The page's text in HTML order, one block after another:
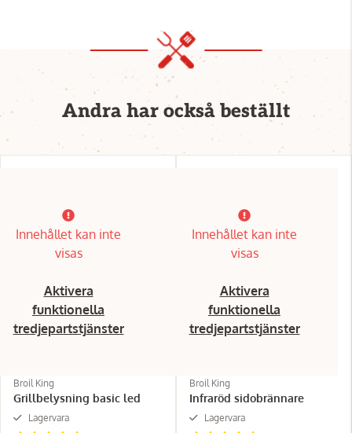
Andra har också beställt
Innehållet kan inte
visas
Aktivera
funktionella
tredjepartstjänster
Broil King
Grillbelysning basic led
Lagervara
Innehållet kan inte
visas
Aktivera
funktionella
tredjepartstjänster
Broil King
Infraröd sidobrännare
Lagervara